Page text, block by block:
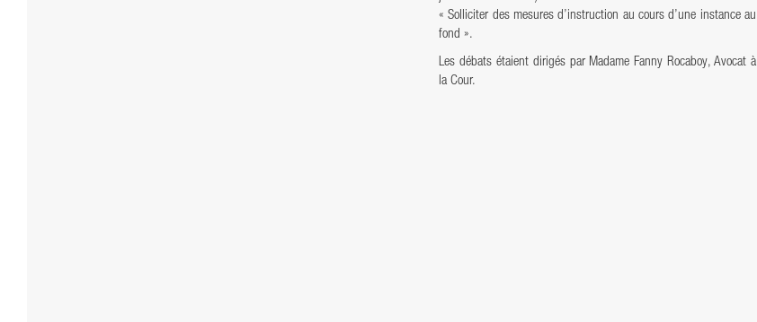
« Solliciter des mesures d’instruction au cours d’une instance au
fond ».
Les débats étaient dirigés par Madame Fanny Rocaboy, Avocat à
la Cour.